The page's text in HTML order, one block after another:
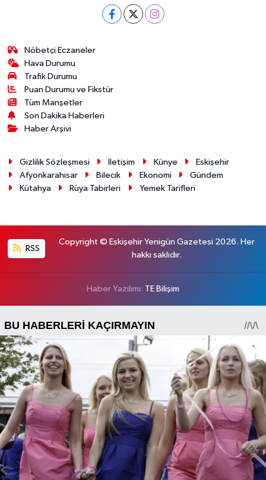
Nöbetçi Eczaneler
Hava Durumu
Trafik Durumu
Puan Durumu ve Fikstür
Tüm Manşetler
Son Dakika Haberleri
Haber Arşivi
Gizlilik Sözleşmesi İletişim Künye
Eskişehir
Afyonkarahisar
Bilecik Ekonomi
Gündem
Kütahya
Rüya Tabirleri Yemek Tarifleri
RSS
Copyright © Eskişehir Yenigün Gazetesi 2026. Her
hakkı saklıdır.
Haber Yazılımı: TE Bilişim